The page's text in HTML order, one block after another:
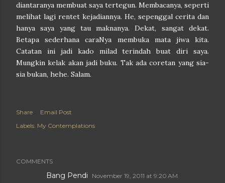
diantaranya membuat saya tertegun. Membacanya, seperti
melihat lagi rentet kejadiannya. He, sepenggal cerita dan
hanya saya yang tau maknanya. Dekat, sangat dekat.
Betapa sederhana caraNya membuka mata jiwa kita.
Catatan ini jadi kado milad terindah buat diri saya.
Mungkin kelak akan jadi buku. Tak ada coretan yang sia-
sia bukan, hehe. Salam.
Share
Email Post
Labels: My Contemplations
COMMENTS
Bang Pendi November 19, 2011 at 9:20 AM